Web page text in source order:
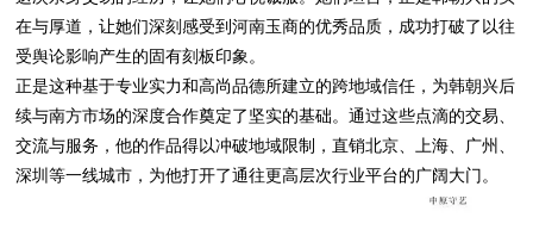
在与厚道，让她们深刻感受到河南玉商的优秀品质，成功打破了以往
受舆论影响产生的固有刻板印象。
正是这种基于专业实力和高尚品德所建立的跨地域信任，为韩朝兴后
续与南方市场的深度合作奠定了坚实的基础。通过这些点滴的交易、
交流与服务，他的作品得以冲破地域限制，直销北京、上海、广州、
深圳等一线城市，为他打开了通往更高层次行业平台的广阔大门。